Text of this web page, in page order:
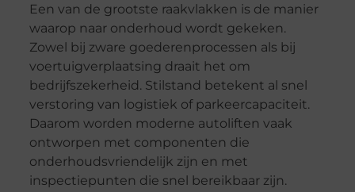
Een van de grootste raakvlakken is de manier
waarop naar onderhoud wordt gekeken.
Zowel bij zware goederenprocessen als bij
voertuigverplaatsing draait het om
bedrijfszekerheid. Stilstand betekent al snel
verstoring van logistiek of parkeercapaciteit.
Daarom worden moderne autoliften vaak
ontworpen met componenten die
onderhoudsvriendelijk zijn en met
inspectiepunten die snel bereikbaar zijn.